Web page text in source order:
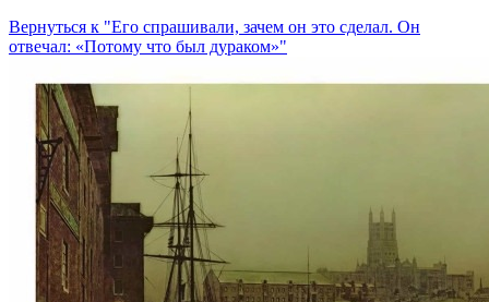
Вернуться к "Его спрашивали, зачем он это сделал. Он
отвечал: «Потому что был дураком»"